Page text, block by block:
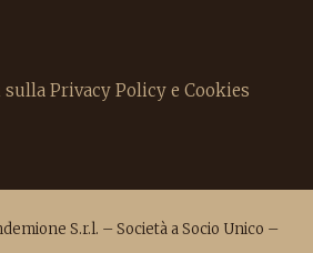
Privacy Policy e Cookies
S.r.l. – Società a Socio Unico –